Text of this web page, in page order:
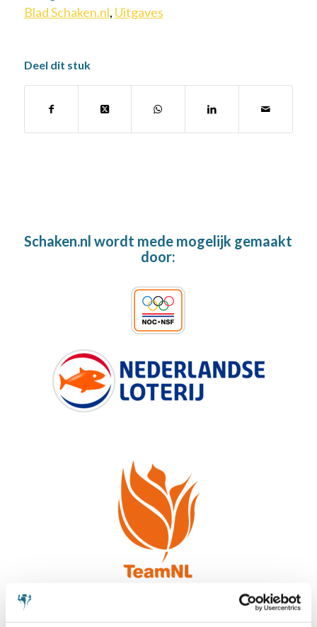
Blad Schaken.nl, Uitgaves
Deel dit stuk
Schaken.nl wordt mede mogelijk gemaakt
door: